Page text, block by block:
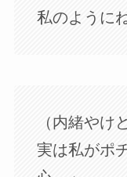
私のように
（内緒やけ
実は私がポ